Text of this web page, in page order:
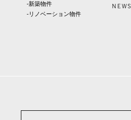
-新築物件
-リノベーション物件
NEWS